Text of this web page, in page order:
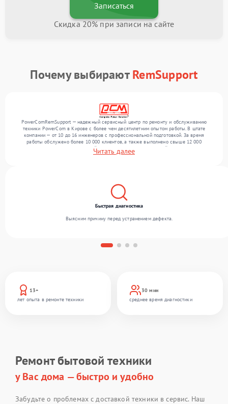
Записаться
Скидка 20% при записи на сайте
Почему выбираютRemSupport
PowerComRemSupport — надежный сервисный центр по ремонту и обслуживанию
техники PowerCom в Кирове с более чем десятилетним опытом работы. В штате
компании — от 10 до 16 инженеров с профессиональной подготовкой. За время
работы обслужено более 10 000 клиентов, а также выполнено свыше 12 000
ремонтов. Ежемесячно в сервисный центр поступает от 300 устройств, включая , , . Мы
устраняем поломки любой сложности и обеспечиваем надежный результат благодаря
Читать далее
13+
лет опыта в ремонте техники
30 мин
среднее время диагностики
Быстрая диагностика
Выясним причину перед устранением дефекта.
Ремонт бытовой техники
у Вас дома — быстро и удобно
Забудьте о проблемах с доставкой техники в сервис. Наш